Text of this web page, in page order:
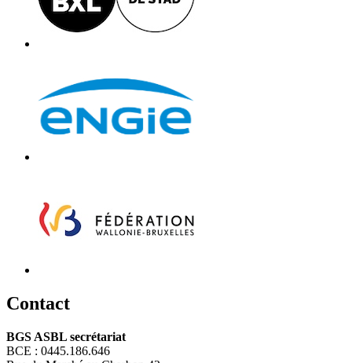
Contact
BGS ASBL secrétariat
BCE : 0445.186.646